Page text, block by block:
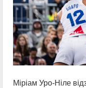
Міріам Уро-Ніле